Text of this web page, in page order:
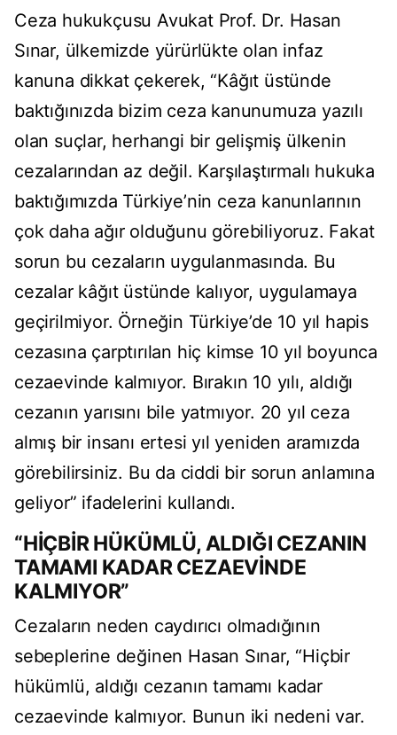
Ceza hukukçusu Avukat Prof. Dr. Hasan
Sınar, ülkemizde yürürlükte olan infaz
kanuna dikkat çekerek, “Kâğıt üstünde
baktığınızda bizim ceza kanunumuza yazılı
olan suçlar, herhangi bir gelişmiş ülkenin
cezalarından az değil. Karşılaştırmalı hukuka
baktığımızda Türkiye’nin ceza kanunlarının
çok daha ağır olduğunu görebiliyoruz. Fakat
sorun bu cezaların uygulanmasında. Bu
cezalar kâğıt üstünde kalıyor, uygulamaya
geçirilmiyor. Örneğin Türkiye’de 10 yıl hapis
cezasına çarptırılan hiç kimse 10 yıl boyunca
cezaevinde kalmıyor. Bırakın 10 yılı, aldığı
cezanın yarısını bile yatmıyor. 20 yıl ceza
almış bir insanı ertesi yıl yeniden aramızda
görebilirsiniz. Bu da ciddi bir sorun anlamına
geliyor” ifadelerini kullandı.
“HİÇBİR HÜKÜMLÜ, ALDIĞI CEZANIN
TAMAMI KADAR CEZAEVİNDE
KALMIYOR”
Cezaların neden caydırıcı olmadığının
sebeplerine değinen Hasan Sınar, “Hiçbir
hükümlü, aldığı cezanın tamamı kadar
cezaevinde kalmıyor. Bunun iki nedeni var.